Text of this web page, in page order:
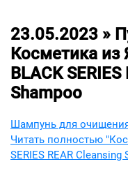
23.05.2023 »
Косметика из
BLACK
Shampoo
Шампунь для
Читать полностью
SERIES REAR Cleansing